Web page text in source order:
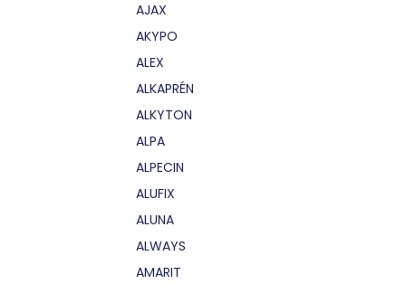
AJAX
AKYPO
ALEX
ALKAPRÉN
ALKYTON
ALPA
ALPECIN
ALUFIX
ALUNA
ALWAYS
AMARIT